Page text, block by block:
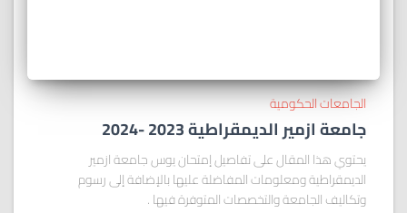
الجامعات الحكومية
جامعة ازمير الديمقراطية 2023 -2024
يحتوي هذا المقال على تفاصيل إمتحان يوس جامعة ازمير
الديمقراطية ومعلومات المفاضلة عليها بالإضافة إلى رسوم
وتكاليف الجامعة والتخصصات المتوفرة فيها .